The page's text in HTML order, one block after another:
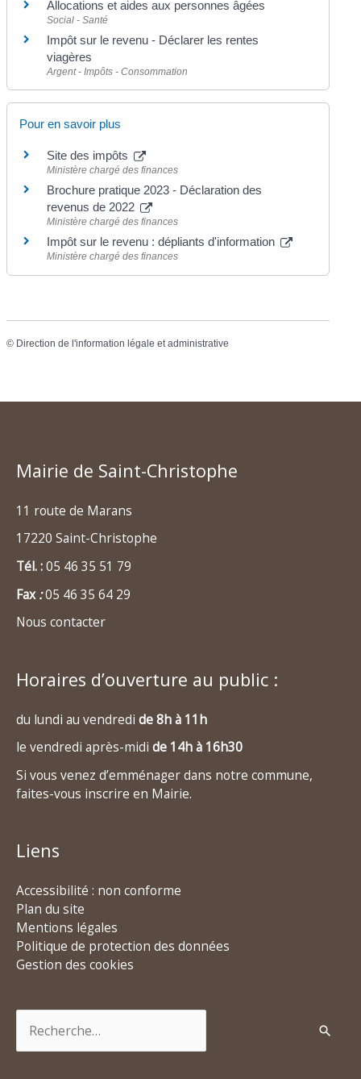
Allocations et aides aux personnes âgées
Social - Santé
Impôt sur le revenu - Déclarer les rentes
viagères
Argent - Impôts - Consommation
Pour en savoir plus
Site des impôts
Ministère chargé des finances
Brochure pratique 2023 - Déclaration des
revenus de 2022
Ministère chargé des finances
Impôt sur le revenu : dépliants d'information
Ministère chargé des finances
© Direction de l'information légale et administrative
Mairie de Saint-Christophe
11 route de Marans
17220 Saint-Christophe
Tél. :05 46 35 51 79
Fax:05 46 35 64 29
Nous contacter
Horaires d’ouverture au public :
du lundi au vendredi de 8h à 11h
le vendredi après-midi de 14h à 16h30
Si vous venez d’emménager dans notre commune,
faites-vous inscrire en Mairie.
Liens
Accessibilité : non conforme
Plan du site
Mentions légales
Politique de protection des données
Gestion des cookies